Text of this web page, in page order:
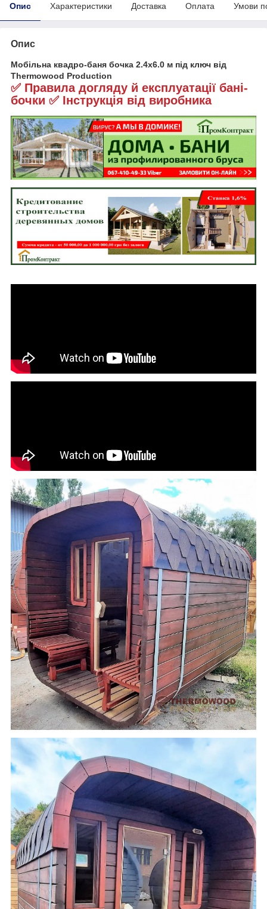
Опис Характеристики Доставка Оплата Умови
Опис
Мобільна квадро-баня бочка 2.4x6.0 м під ключ від
Thermowood Production
✅ Правила догляду й експлуатації бані-
бочки ✅ Інструкція від виробника